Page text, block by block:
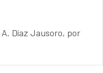
Díaz Jausoro, por